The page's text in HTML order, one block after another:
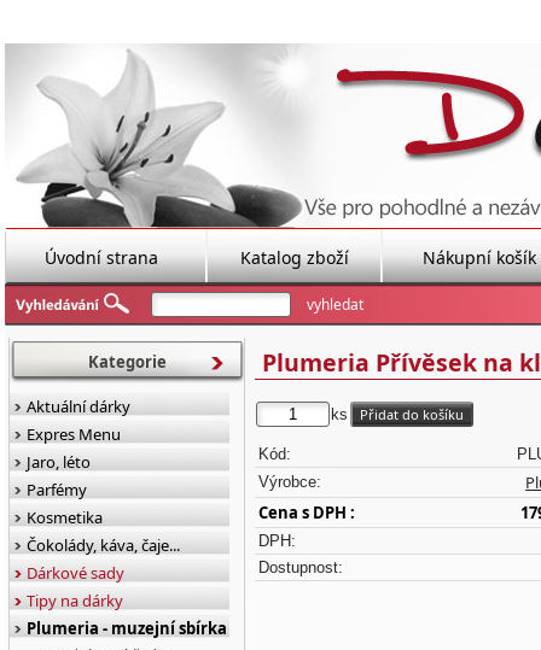
Úvodní strana Katalog zboží Nákupní košík
Plumeria Přívěsek na
ks
Kód:
Výrobce:
Cena s DPH :
DPH:
Dostupnost:
Kategorie
Aktuální dárky
Expres Menu
Jaro, léto
Parfémy
Kosmetika
Čokolády, káva, čaje...
Dárkové sady
Tipy na dárky
Plumeria - muzejní sbírka